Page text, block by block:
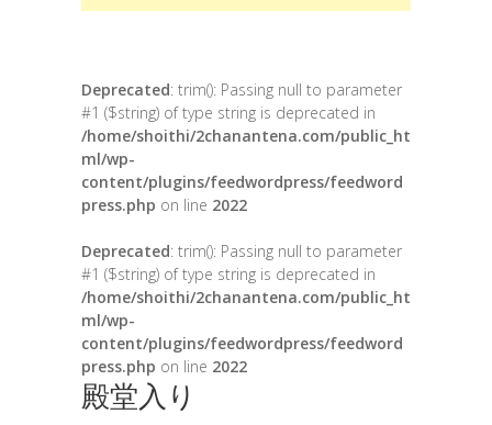
Deprecated: trim(): Passing null to parameter
#1 ($string) of type string is deprecated in
/home/shoithi/2chanantena.com/public_ht
ml/wp-
content/plugins/feedwordpress/feedword
press.php on line 2022
Deprecated: trim(): Passing null to parameter
#1 ($string) of type string is deprecated in
/home/shoithi/2chanantena.com/public_ht
ml/wp-
content/plugins/feedwordpress/feedword
press.php on line 2022
殿堂入り